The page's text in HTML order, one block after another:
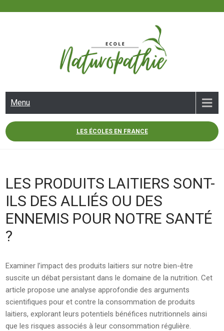
ECOLE NATUROPATHIE
Menu
LES ÉCOLES EN FRANCE
LES PRODUITS LAITIERS SONT-
ILS DES ALLIÉS OU DES
ENNEMIS POUR NOTRE SANTÉ
?
Examiner l’impact des produits laitiers sur notre bien-être
suscite un débat persistant dans le domaine de la nutrition. Cet
article propose une analyse approfondie des arguments
scientifiques pour et contre la consommation de produits
laitiers, explorant leurs potentiels bénéfices nutritionnels ainsi
que les risques associés à leur consommation régulière.